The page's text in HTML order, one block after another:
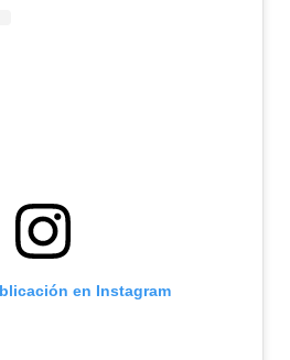
en Instagram